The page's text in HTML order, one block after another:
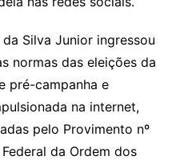
Silva Junior ingressou
normas das eleições da
pré-campanha e
na internet,
pelo Provimento nº
da Ordem dos